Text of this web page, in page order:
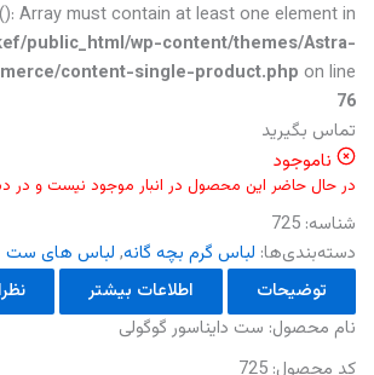
Array must contain at least one element in
public_html/wp-content/themes/Astra-
content-single-product.php on line
76
تماس بگیرید
ناموجود
در حال حاضر این محصول در انبار موجود نیست و در
شناسه: 725
دسته‌بندی‌ها: لباس گرم بچه گانه, لباس های ست
توضیحات
اطلاعات بیشتر
نام محصول: ست دایناسور گوگولی
کد محصول: 725